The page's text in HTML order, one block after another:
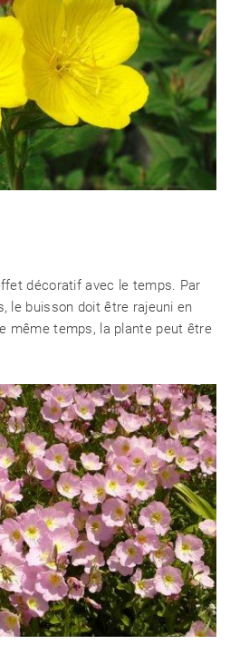
décoratif avec le temps. Par
le buisson doit être rajeuni en
même temps, la plante peut être